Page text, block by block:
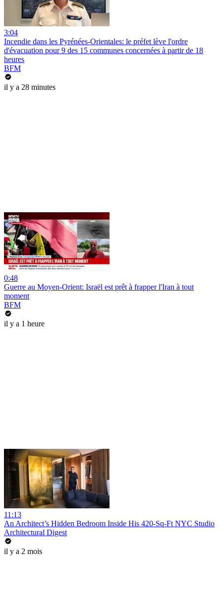
3:04
Incendie dans les Pyrénées-Orientales: le préfet lève l'ordre
d'évacuation pour 9 des 15 communes concernées à partir de 18
heures
BFM
il y a 28 minutes
0:48
Guerre au Moyen-Orient: Israël est prêt à frapper l'Iran à tout
moment
BFM
il y a 1 heure
11:13
An Architect’s Hidden Bedroom Inside His 420-Sq-Ft NYC Studio
Architectural Digest
il y a 2 mois